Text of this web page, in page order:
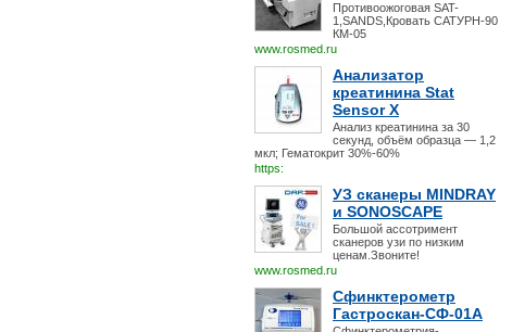
Противоожоговая SAT-
1,SANDS,Кровать САТУРН-90
КМ-05
www.rosmed.ru
Анализатор
креатинина Stat
Sensor X
Анализ креатинина за 30
секунд, объём образца — 1,2
мкл; Гематокрит 30%-60%
https:
УЗ сканеры MINDRAY
и SONOSCAPE
Большой ассотримент
сканеров узи по низким
ценам.Звоните!
www.rosmed.ru
Сфинктерометр
Гастроскан-СФ-01А